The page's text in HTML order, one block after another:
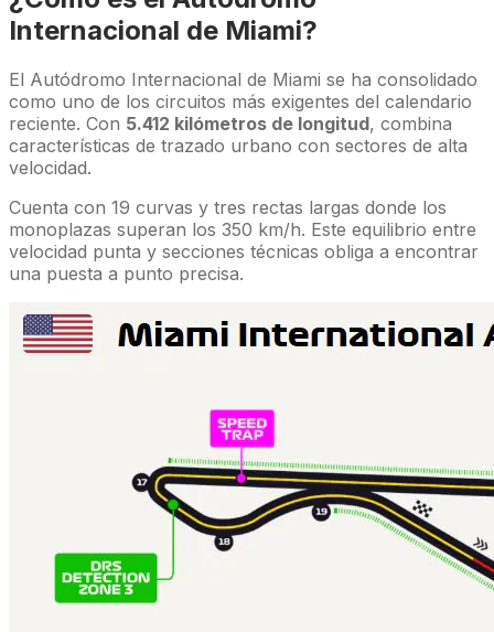
Internacional de Miami?
El Autódromo Internacional de Miami se ha consolidado
como uno de los circuitos más exigentes del calendario
reciente. Con 5.412 kilómetros de longitud, combina
características de trazado urbano con sectores de alta
velocidad.
Cuenta con 19 curvas y tres rectas largas donde los
monoplazas superan los 350 km/h. Este equilibrio entre
velocidad punta y secciones técnicas obliga a encontrar
una puesta a punto precisa.